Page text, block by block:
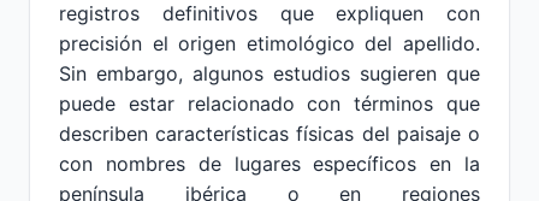
registros definitivos que expliquen con
precisión el origen etimológico del apellido.
Sin embargo, algunos estudios sugieren que
puede estar relacionado con términos que
describen características físicas del paisaje o
con nombres de lugares específicos en la
península ibérica o en regiones